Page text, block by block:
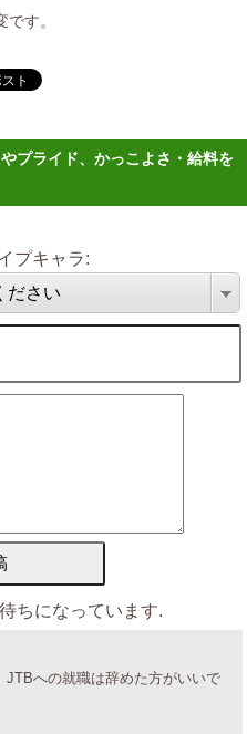
す。
プライド、かっこよさ・給料を
プキャラ:
ださい
ちになっています.
JTBへの就職は辞めた方がいいで